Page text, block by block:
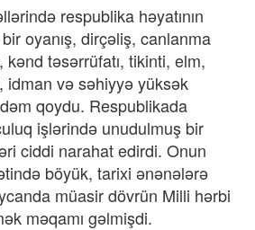
respublika həyatının
oyanış, dirçəliş, canlanma
təsərrüfatı, tikinti, elm,
idman və səhiyyə yüksək
qoydu. Respublikada
işlərində unudulmuş bir
ciddi narahat edirdi. Onun
böyük, tarixi ənənələrə
müasir dövrün Milli hərbi
məqamı gəlmişdi.